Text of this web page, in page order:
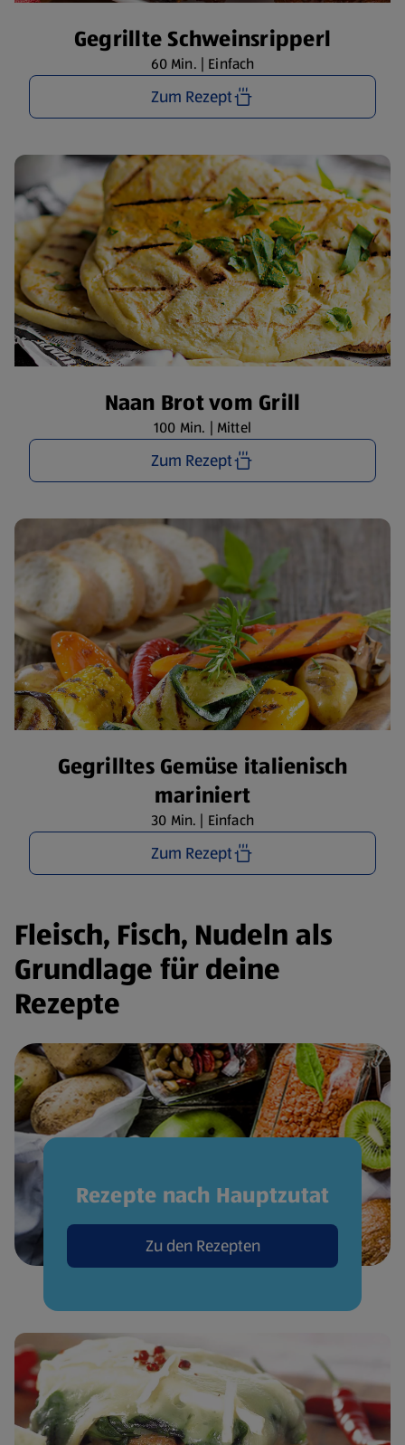
Gegrillte Schweinsripperl
60 Min. | Einfach
Zum Rezept
Naan Brot vom Grill
100 Min. | Mittel
Zum Rezept
Gegrilltes Gemüse italienisch
mariniert
30 Min. | Einfach
Zum Rezept
Fleisch, Fisch, Nudeln als
Grundlage für deine
Rezepte
Rezepte nach Hauptzutat
Zu den Rezepten